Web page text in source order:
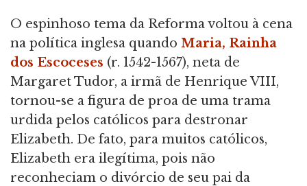
O espinhoso tema da Reforma voltou à cena
na política inglesa quando Maria, Rainha
dos Escoceses (r. 1542-1567), neta de
Margaret Tudor, a irmã de Henrique VIII,
tornou-se a figura de proa de uma trama
urdida pelos católicos para destronar
Elizabeth. De fato, para muitos católicos,
Elizabeth era ilegítima, pois não
reconheciam o divórcio de seu pai da